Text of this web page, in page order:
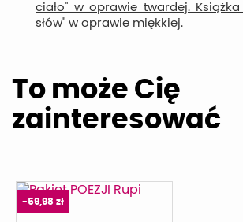
ciało" w oprawie twardej. Książka
słów" w oprawie miękkiej.
To może Cię
zainteresować
-59,98 zł